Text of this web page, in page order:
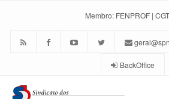
Membro: FENPROF |
BackOffice